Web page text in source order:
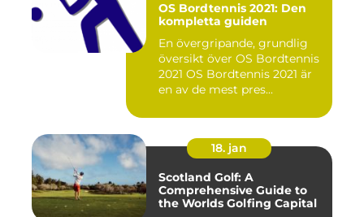
OS Bordtennis 2021: Den
kompletta guiden
En övergripande, grundlig
översikt över OS Bordtennis
2021 OS Bordtennis 2021 är
en av de mest pres...
18. jan
Scotland Golf: A
Comprehensive Guide to
the Worlds Golfing Capital